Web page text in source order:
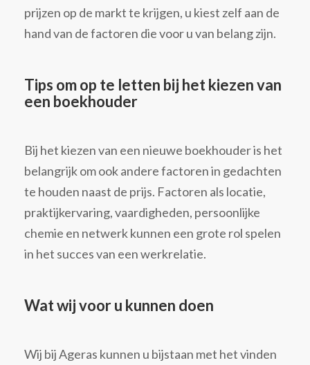
prijzen op de markt te krijgen, u kiest zelf aan de
hand van de factoren die voor u van belang zijn.
Tips om op te letten bij het kiezen van
een boekhouder
Bij het kiezen van een nieuwe boekhouder is het
belangrijk om ook andere factoren in gedachten
te houden naast de prijs. Factoren als locatie,
praktijkervaring, vaardigheden, persoonlijke
chemie en netwerk kunnen een grote rol spelen
in het succes van een werkrelatie.
Wat wij voor u kunnen doen
Wij bij Ageras kunnen u bijstaan met het vinden